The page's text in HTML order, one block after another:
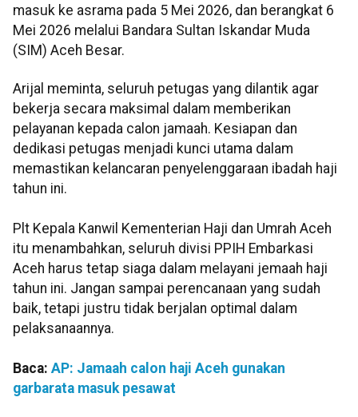
masuk ke asrama pada 5 Mei 2026, dan berangkat 6
Mei 2026 melalui Bandara Sultan Iskandar Muda
(SIM) Aceh Besar.
Arijal meminta, seluruh petugas yang dilantik agar
bekerja secara maksimal dalam memberikan
pelayanan kepada calon jamaah. Kesiapan dan
dedikasi petugas menjadi kunci utama dalam
memastikan kelancaran penyelenggaraan ibadah haji
tahun ini.
Plt Kepala Kanwil Kementerian Haji dan Umrah Aceh
itu menambahkan, seluruh divisi PPIH Embarkasi
Aceh harus tetap siaga dalam melayani jemaah haji
tahun ini. Jangan sampai perencanaan yang sudah
baik, tetapi justru tidak berjalan optimal dalam
pelaksanaannya.
Baca: AP: Jamaah calon haji Aceh gunakan
garbarata masuk pesawat